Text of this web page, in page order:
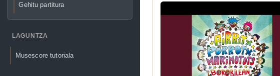
Gehitu partitura
LAGUNTZA
Musescore tutoriala